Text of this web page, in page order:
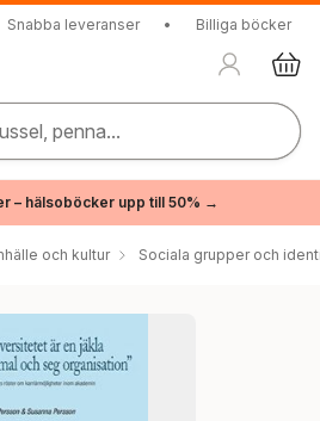
Snabba leveranser • Billiga böcker
penna...
– hälsoböcker upp till 50% →
och kultur Sociala grupper och